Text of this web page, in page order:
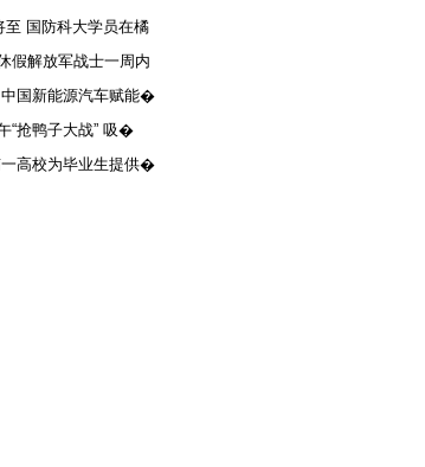
至 国防科大学员在橘
假解放军战士一周内
国新能源汽车赋能�
“抢鸭子大战” 吸�
高校为毕业生提供�